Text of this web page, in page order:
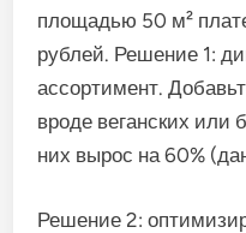
площадью 50 м²
рублей. Решение 1:
ассортимент.
вроде веганских
них вырос на 60%
Решение 2: